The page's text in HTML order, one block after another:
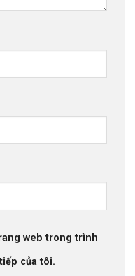
web trong trình
của tôi.